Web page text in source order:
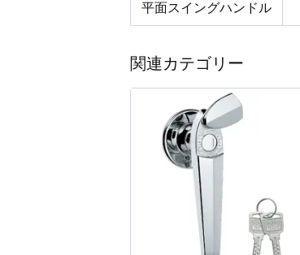
平面スイングハンドル
関連カテゴリー